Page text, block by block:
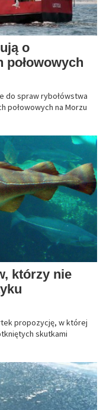
o
połowowych
do spraw rybołówstwa
połowowych na Morzu
którzy nie
propozycję, w której
skutkami